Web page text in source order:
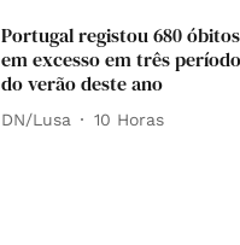
Portugal registou 680 óbitos
em excesso em três
do verão deste ano
DN/Lusa 10 Horas